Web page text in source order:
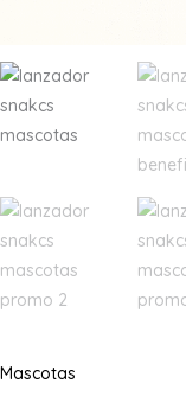
Mascotas